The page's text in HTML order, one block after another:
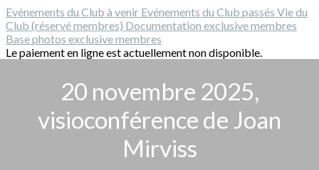
Evénements du Club à venir Evénements du Club passés Vie du
Club (réservé membres) Documentation exclusive membres
Base photos exclusive membres
Le paiement en ligne est actuellement non disponible.
20 novembre 2025,
visioconférence de Joan
Mirviss